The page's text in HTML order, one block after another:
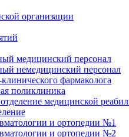
организации
медицинский персонал
немедицинский персонал
фармаколога
поликлиника
медицинской
и ортопедии №1
и ортопедии №2